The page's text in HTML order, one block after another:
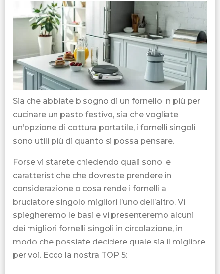
Sia che abbiate bisogno di un fornello in più per
cucinare un pasto festivo, sia che vogliate
un’opzione di cottura portatile, i fornelli singoli
sono utili più di quanto si possa pensare.
Forse vi starete chiedendo quali sono le
caratteristiche che dovreste prendere in
considerazione o cosa rende i fornelli a
bruciatore singolo migliori l’uno dell’altro. Vi
spiegheremo le basi e vi presenteremo alcuni
dei migliori fornelli singoli in circolazione, in
modo che possiate decidere quale sia il migliore
per voi. Ecco la nostra TOP 5: